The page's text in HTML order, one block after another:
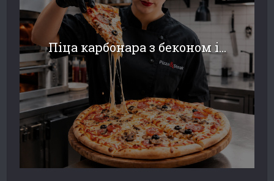
Піца карбонара з беконом і...